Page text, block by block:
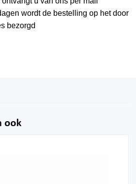
wordt de bestelling op het door
bezorgd
ook